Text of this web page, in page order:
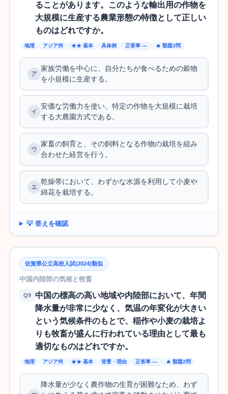
ることがあります。このような輸出用の作物を
大規模に生産する農業形態の特徴として正しい
ものはどれですか。
地理 アジア州 ★★ 基本 具体例 正答率 — 🔥 類題3問
家族労働を中心に、自分たちが食べるための穀物
を小規模に生産する。
安価な労働力を使い、特定の作物を大規模に栽培
する大農園方式である。
家畜の飼育と、その飼料となる作物の栽培を組み
合わせた経営を行う。
乾燥帯において、わずかな水源を利用して小麦や
綿花を栽培する。
💡 答えを確認
佐賀県公立高校入試(2024)類似
中国内陸部の気候と牧畜
Q9
中国の標高の高い地域や内陸部において、年間
降水量が非常に少なく、気温の年変化が大きい
という気候条件のもとで、稲作や小麦の栽培よ
りも牧畜が盛んに行われている理由として最も
適切なものはどれですか。
地理 アジア州 ★★ 基本 背景・理由 正答率 — 🔥 類題2問
降水量が少なく農作物の生育が困難なため、わず